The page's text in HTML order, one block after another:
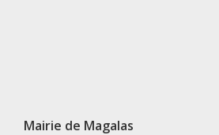
Mairie de Magalas